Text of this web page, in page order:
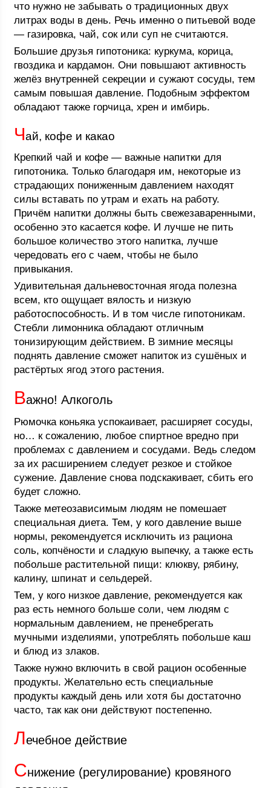
что нужно не забывать о традиционных двух
литрах воды в день. Речь именно о питьевой воде
— газировка, чай, сок или суп не считаются.
Большие друзья гипотоника: куркума, корица,
гвоздика и кардамон. Они повышают активность
желёз внутренней секреции и сужают сосуды, тем
самым повышая давление. Подобным эффектом
обладают также горчица, хрен и имбирь.
Чай, кофе и какао
Крепкий чай и кофе — важные напитки для
гипотоника. Только благодаря им, некоторые из
страдающих пониженным давлением находят
силы вставать по утрам и ехать на работу.
Причём напитки должны быть свежезаваренными,
особенно это касается кофе. И лучше не пить
большое количество этого напитка, лучше
чередовать его с чаем, чтобы не было
привыкания.
Удивительная дальневосточная ягода полезна
всем, кто ощущает вялость и низкую
работоспособность. И в том числе гипотоникам.
Стебли лимонника обладают отличным
тонизирующим действием. В зимние месяцы
поднять давление сможет напиток из сушёных и
растёртых ягод этого растения.
Важно! Алкоголь
Рюмочка коньяка успокаивает, расширяет сосуды,
но… к сожалению, любое спиртное вредно при
проблемах с давлением и сосудами. Ведь следом
за их расширением следует резкое и стойкое
сужение. Давление снова подскакивает, сбить его
будет сложно.
Также метеозависимым людям не помешает
специальная диета. Тем, у кого давление выше
нормы, рекомендуется исключить из рациона
соль, копчёности и сладкую выпечку, а также есть
побольше растительной пищи: клюкву, рябину,
калину, шпинат и сельдерей.
Тем, у кого низкое давление, рекомендуется как
раз есть немного больше соли, чем людям с
нормальным давлением, не пренебрегать
мучными изделиями, употреблять побольше каш
и блюд из злаков.
Также нужно включить в свой рацион особенные
продукты. Желательно есть специальные
продукты каждый день или хотя бы достаточно
часто, так как они действуют постепенно.
Лечебное действие
Снижение (регулирование) кровяного